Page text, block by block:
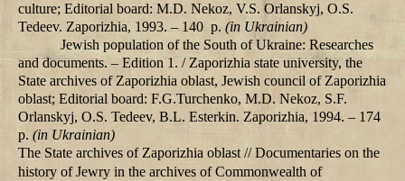
culture; Editorial board: M.D. Nekoz, V.S. Orlanskyj, О.S.
Tedeev. Zaporizhia, 1993. – 140 p. (in Ukrainian)
Jewish population of the South of Ukraine: Researches
and documents. – Edition 1. / Zaporizhia state university, the
State archives of Zaporizhia oblast, Jewish council of Zaporizhia
oblast; Editorial board: F.G.Turchenko, M.D. Nekoz, S.F.
Orlanskyj, О.S. Tedeev, B.L. Esterkin. Zaporizhia, 1994. – 174
p. (in Ukrainian)
The State archives of Zaporizhia oblast // Documentaries on the
history of Jewry in the archives of Commonwealth of